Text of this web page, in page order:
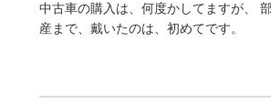
中古車の購入は、何度かしてますが、
産まで、戴いたのは、初めてです。